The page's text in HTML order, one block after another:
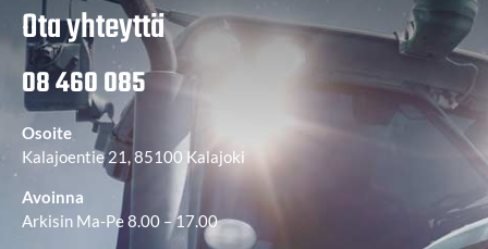
Ota yhteyttä
08 460 085
Osoite
Kalajoentie 21, 85100 Kalajoki
Avoinna
Arkisin Ma-Pe 8.00 – 17.00